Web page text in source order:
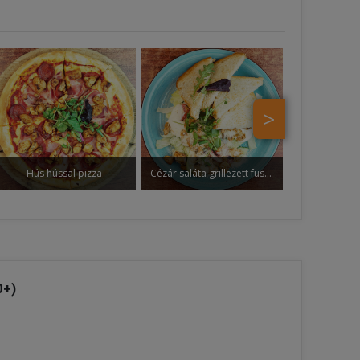
>
Hús hússal pizza Cézár saláta grillezett füstölt sajttal